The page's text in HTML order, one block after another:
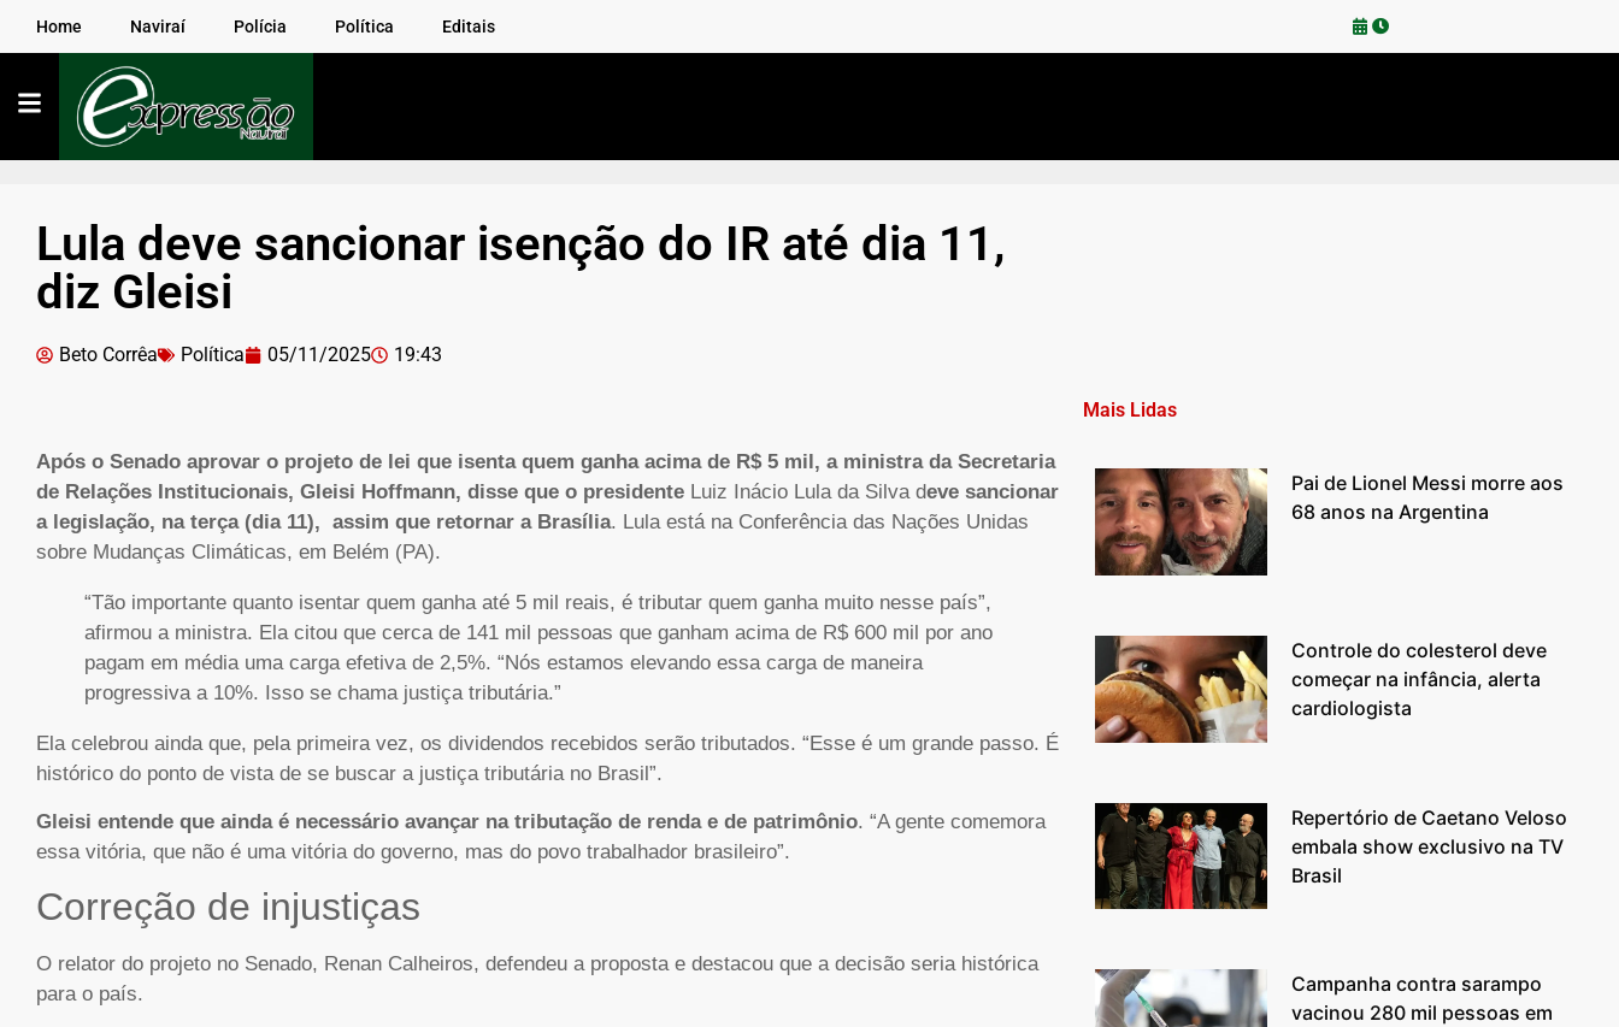
Home Naviraí Polícia Política Editais
Lula deve sancionar isenção do IR até dia 11,
diz Gleisi
Beto Corrêa Política 05/11/2025 19:43
Após o Senado aprovar o projeto de lei que isenta quem ganha acima de R$ 5 mil, a ministra da Secretaria
de Relações Institucionais, Gleisi Hoffmann, disse que o presidente Luiz Inácio Lula da Silva deve sancionar
a legislação, na terça (dia 11), assim que retornar a Brasília. Lula está na Conferência das Nações Unidas
sobre Mudanças Climáticas, em Belém (PA).
“Tão importante quanto isentar quem ganha até 5 mil reais, é tributar quem ganha muito nesse país”,
afirmou a ministra. Ela citou que cerca de 141 mil pessoas que ganham acima de R$ 600 mil por ano
pagam em média uma carga efetiva de 2,5%. “Nós estamos elevando essa carga de maneira
progressiva a 10%. Isso se chama justiça tributária.”
Ela celebrou ainda que, pela primeira vez, os dividendos recebidos serão tributados. “Esse é um grande passo. É
histórico do ponto de vista de se buscar a justiça tributária no Brasil”.
Gleisi entende que ainda é necessário avançar na tributação de renda e de patrimônio. “A gente comemora
essa vitória, que não é uma vitória do governo, mas do povo trabalhador brasileiro”.
Correção de injustiças
O relator do projeto no Senado, Renan Calheiros, defendeu a proposta e destacou que a decisão seria histórica
para o país.
Mais Lidas
Pai de Lionel Messi morre aos
68 anos na Argentina
Controle do colesterol deve
começar na infância, alerta
cardiologista
Repertório de Caetano Veloso
embala show exclusivo na TV
Brasil
Campanha contra sarampo
vacinou 280 mil pessoas em